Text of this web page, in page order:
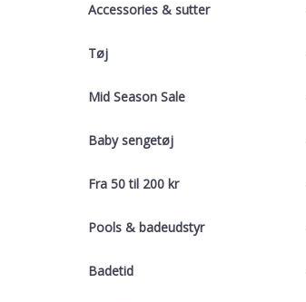
Accessories & sutter
Tøj
Mid Season Sale
Baby sengetøj
Fra 50 til 200 kr
Pools & badeudstyr
Badetid